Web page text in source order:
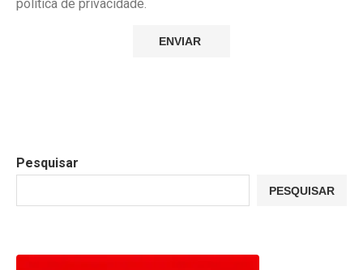
política de privacidade.
Pesquisar
PESQUISAR